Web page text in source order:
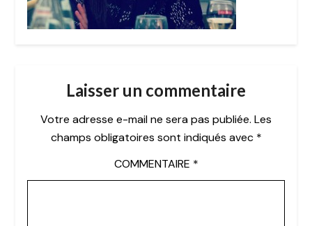
Laisser un commentaire
Votre adresse e-mail ne sera pas publiée. Les
champs obligatoires sont indiqués avec *
COMMENTAIRE *